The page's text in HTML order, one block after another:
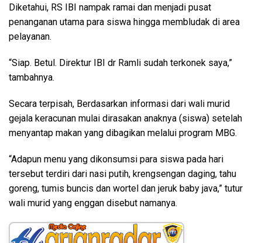
Diketahui, RS IBI nampak ramai dan menjadi pusat
penanganan utama para siswa hingga membludak di area
pelayanan.
“Siap. Betul. Direktur IBI dr Ramli sudah terkonek saya,”
tambahnya.
Secara terpisah, Berdasarkan informasi dari wali murid
gejala keracunan mulai dirasakan anaknya (siswa) setelah
menyantap makan yang dibagikan melalui program MBG.
“Adapun menu yang dikonsumsi para siswa pada hari
tersebut terdiri dari nasi putih, krengsengan daging, tahu
goreng, tumis buncis dan wortel dan jeruk baby java,” tutur
wali murid yang enggan disebut namanya.